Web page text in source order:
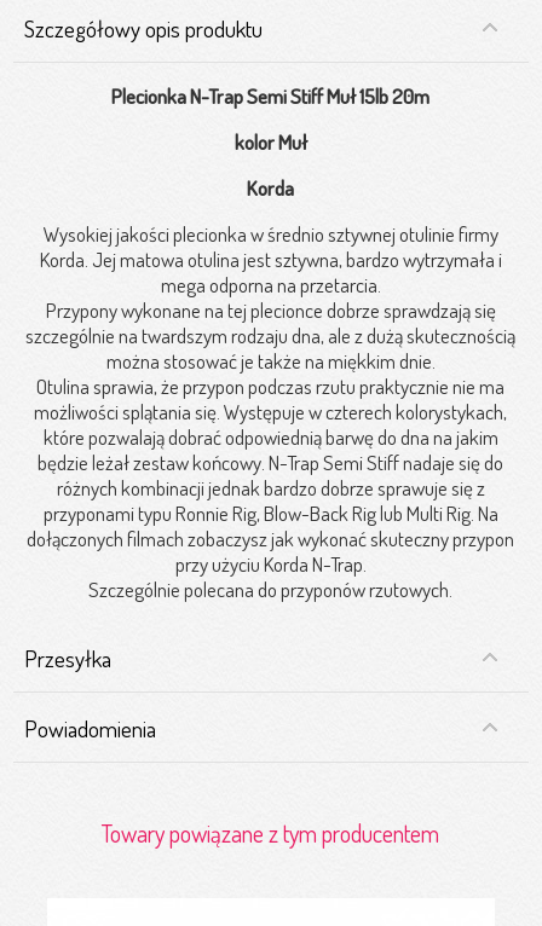
Szczegółowy opis produktu
Plecionka N-Trap Semi Stiff Muł 15lb 20m
kolor Muł
Korda
Wysokiej jakości plecionka w średnio sztywnej otulinie firmy
Korda. Jej matowa otulina jest sztywna, bardzo wytrzymała i
mega odporna na przetarcia.
Przypony wykonane na tej plecionce dobrze sprawdzają się
szczególnie na twardszym rodzaju dna, ale z dużą skutecznością
można stosować je także na miękkim dnie.
Otulina sprawia, że przypon podczas rzutu praktycznie nie ma
możliwości splątania się. Występuje w czterech kolorystykach,
które pozwalają dobrać odpowiednią barwę do dna na jakim
będzie leżał zestaw końcowy. N-Trap Semi Stiff nadaje się do
różnych kombinacji jednak bardzo dobrze sprawuje się z
przyponami typu Ronnie Rig, Blow-Back Rig lub Multi Rig. Na
dołączonych filmach zobaczysz jak wykonać skuteczny przypon
przy użyciu Korda N-Trap.
Szczególnie polecana do przyponów rzutowych.
Przesyłka
Powiadomienia
Towary powiązane z tym producentem